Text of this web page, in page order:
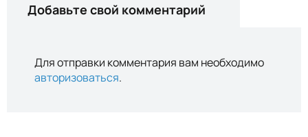
Добавьте свой комментарий
Для отправки комментария вам необходимо
авторизоваться.